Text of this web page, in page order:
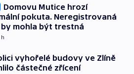
Domovu Mutice hrozí
pokuta. Neregistrovaná
by mohla být trestná
h
vyhořelé budovy ve Zlíně
částečné zřícení